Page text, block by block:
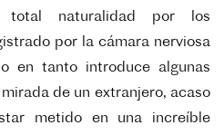
total naturalidad por los
por
la cámara nerviosa
en tanto introduce algunas
mirada de un extranjero, acaso
metido en una increíble